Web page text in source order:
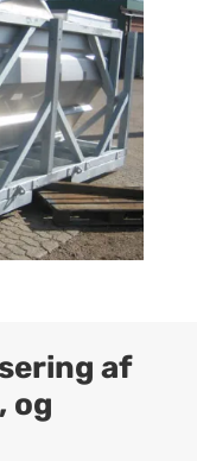
af
og